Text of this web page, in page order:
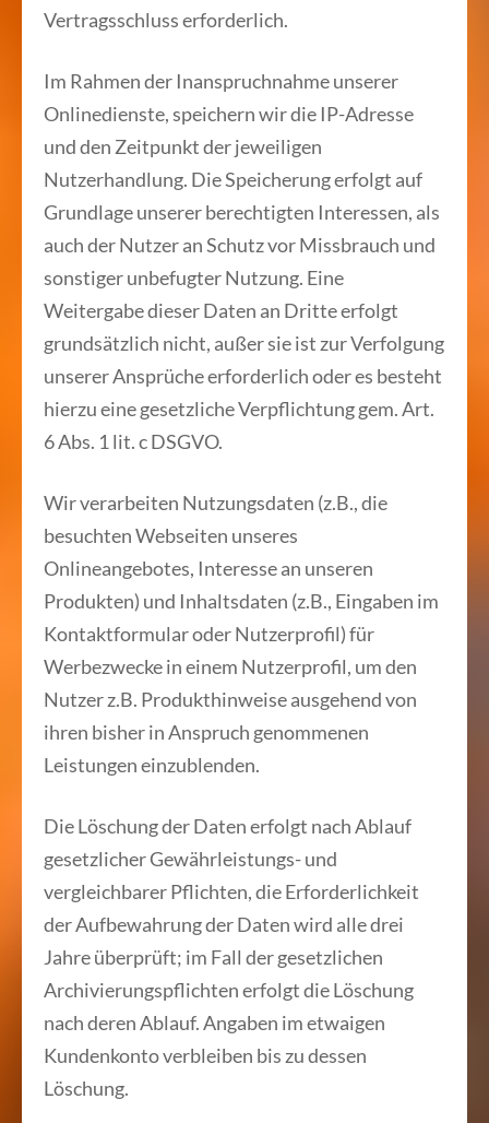
Vertragsschluss erforderlich.
Im Rahmen der Inanspruchnahme unserer
Onlinedienste, speichern wir die IP-Adresse
und den Zeitpunkt der jeweiligen
Nutzerhandlung. Die Speicherung erfolgt auf
Grundlage unserer berechtigten Interessen, als
auch der Nutzer an Schutz vor Missbrauch und
sonstiger unbefugter Nutzung. Eine
Weitergabe dieser Daten an Dritte erfolgt
grundsätzlich nicht, außer sie ist zur Verfolgung
unserer Ansprüche erforderlich oder es besteht
hierzu eine gesetzliche Verpflichtung gem. Art.
6 Abs. 1 lit. c DSGVO.
Wir verarbeiten Nutzungsdaten (z.B., die
besuchten Webseiten unseres
Onlineangebotes, Interesse an unseren
Produkten) und Inhaltsdaten (z.B., Eingaben im
Kontaktformular oder Nutzerprofil) für
Werbezwecke in einem Nutzerprofil, um den
Nutzer z.B. Produkthinweise ausgehend von
ihren bisher in Anspruch genommenen
Leistungen einzublenden.
Die Löschung der Daten erfolgt nach Ablauf
gesetzlicher Gewährleistungs- und
vergleichbarer Pflichten, die Erforderlichkeit
der Aufbewahrung der Daten wird alle drei
Jahre überprüft; im Fall der gesetzlichen
Archivierungspflichten erfolgt die Löschung
nach deren Ablauf. Angaben im etwaigen
Kundenkonto verbleiben bis zu dessen
Löschung.